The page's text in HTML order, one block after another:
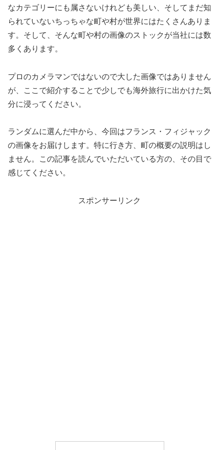
なカテゴリーにも属さないけれども美しい、そしてまだ知
られていないちっちゃな町や村が世界にはたくさんありま
す。そして、そんな町や村の画像のストックが当社には数
多くあります。
プロのカメラマンではないので大した画像ではありません
が、ここで紹介することで少しでも海外旅行に出かけた気
分に浸ってください。
ランダムに選んだ中から、今回はフランス・フィジャック
の画像をお届けします。特に行き方、町の概要の説明はし
ません。この記事を読んでいただいている方の、その目で
感じてください。
スポンサーリンク